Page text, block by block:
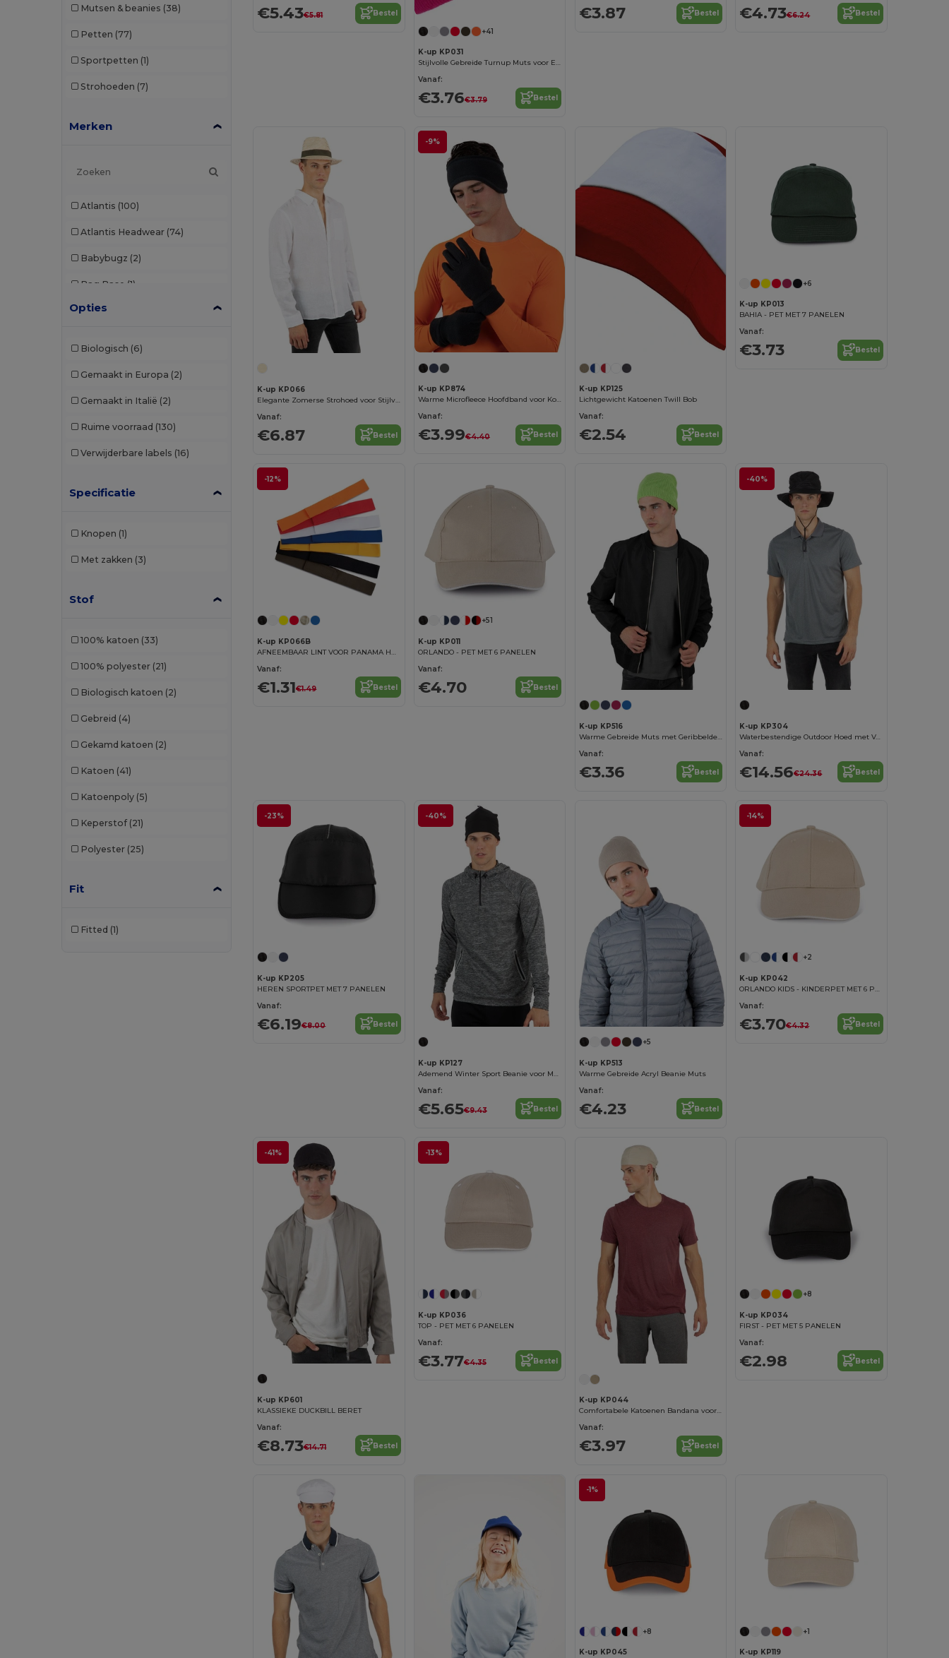
Mutsen & beanies (38)
Petten (77)
Sportpetten (1)
Strohoeden (7)
Merken
Atlantis (100)
Atlantis Headwear (74)
Babybugz (2)
Bag Base (1)
Beechfield
Elevate Life
Herock
Piccolio
(60)
Opties
Biologisch (6)
Gemaakt in Europa (2)
Gemaakt in Italië (2)
Ruime voorraad (130)
Verwijderbare labels (16)
Specificatie
Knopen (1)
Met zakken (3)
Stof
100% katoen (33)
100% polyester (21)
Biologisch katoen (2)
Gebreid (4)
Gekamd katoen (2)
Katoen (41)
Katoenpoly (5)
Keperstof (21)
Polyester (25)
Fit
Fitted (1)
€5.43€5.81 Bestel
+41
K-up KP031
Stijlvolle Gebreide Turnup Muts voor Elke Outfit
Vanaf:
€3.76€3.79 Bestel
€3.87 Bestel €4.73€6.24 Bestel
K-up KP066
Elegante Zomerse Strohoed voor Stijlvolle Dagen
Vanaf:
€6.87 Bestel
-9%
K-up KP874
Warme Microfleece Hoofdband voor Koude Dagen
Vanaf:
€3.99€4.40 Bestel
K-up KP125
Lichtgewicht Katoenen Twill Bob
Vanaf:
€2.54 Bestel
+6
K-up KP013
BAHIA - PET MET 7 PANELEN
Vanaf:
€3.73 Bestel
-12%
K-up KP066B
AFNEEMBAAR LINT VOOR PANAMA HOED
Vanaf:
€1.31€1.49 Bestel
+51
K-up KP011
ORLANDO - PET MET 6 PANELEN
Vanaf:
€4.70 Bestel
K-up KP516
Warme Gebreide Muts met Geribbelde Rand
Vanaf:
€3.36 Bestel
-40%
K-up KP304
Waterbestendige Outdoor Hoed met Ventilatie
Vanaf:
€14.56€24.36 Bestel
-23%
K-up KP205
HEREN SPORTPET MET 7 PANELEN
Vanaf:
€6.19€8.00 Bestel
-40%
K-up KP127
Ademend Winter Sport Beanie voor Multisport
Vanaf:
€5.65€9.43 Bestel
+5
K-up KP513
Warme Gebreide Acryl Beanie Muts
Vanaf:
€4.23 Bestel
-14%
+2
K-up KP042
ORLANDO KIDS - KINDERPET MET 6 PANELEN
Vanaf:
€3.70€4.32 Bestel
-41%
K-up KP601
KLASSIEKE DUCKBILL BERET
Vanaf:
€8.73€14.71 Bestel
-13%
K-up KP036
TOP - PET MET 6 PANELEN
Vanaf:
€3.77€4.35 Bestel
K-up KP044
Comfortabele Katoenen Bandana voor Mannen en Vrouwen
Vanaf:
€3.97 Bestel
+8
K-up KP034
FIRST - PET MET 5 PANELEN
Vanaf:
€2.98 Bestel
-1%
+8
K-up KP045
+1
K-up KP119